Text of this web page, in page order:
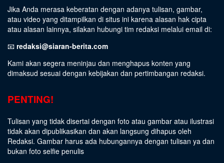
Jika Anda merasa keberatan dengan adanya tulisan, gambar,
atau video yang ditampilkan di situs ini karena alasan hak cipta
atau alasan lainnya, silakan hubungi tim redaksi melalui email di:
📧 redaksi@siaran-berita.com
Kami akan segera meninjau dan menghapus konten yang
dimaksud sesuai dengan kebijakan dan pertimbangan redaksi.
PENTING!
Tulisan yang tidak disertai dengan foto atau gambar atau ilustrasi
tidak akan dipublikasikan dan akan langsung dihapus oleh
Redaksi. Gambar harus ada hubungannya dengan tulisan ya dan
bukan foto selfie penulis